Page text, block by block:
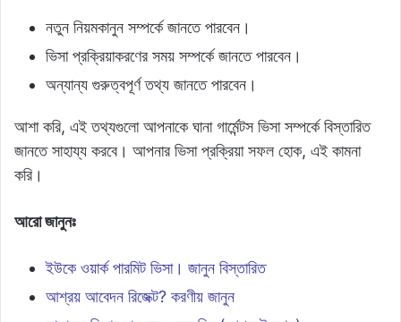
নতুন নিয়মকানুন সম্পর্কে জানতে পারবেন।
ভিসা প্রক্রিয়াকরণের সময় সম্পর্কে জানতে পারবেন।
অন্যান্য গুরুত্বপূর্ণ তথ্য জানতে পারবেন।
আশা করি, এই তথ্যগুলো আপনাকে ঘানা গার্মেন্টস ভিসা সম্পর্কে বিস্তারিত
জানতে সাহায্য করবে। আপনার ভিসা প্রক্রিয়া সফল হোক, এই কামনা
করি।
আরো জানুনঃ
ইউকে ওয়ার্ক পারমিট ভিসা। জানুন বিস্তারিত
আশ্রয় আবেদন রিজেক্ট? করণীয় জানুন